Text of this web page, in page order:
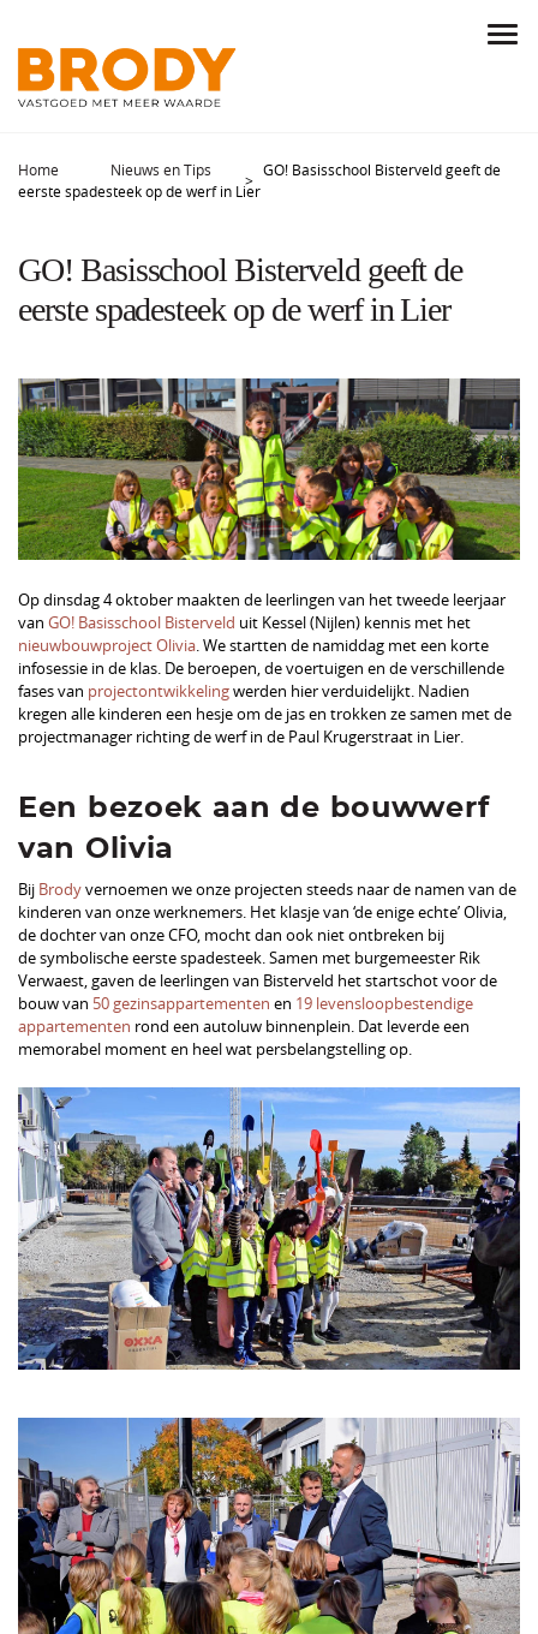
Home Nieuws en Tips
GO! Basisschool Bisterveld geeft de
eerste spadesteek op de werf in Lier
GO! Basisschool Bisterveld geeft de
eerste spadesteek op de werf in Lier
Op dinsdag 4 oktober maakten de leerlingen van het tweede leerjaar
van GO! Basisschool Bisterveld uit Kessel (Nijlen) kennis met het
nieuwbouwproject Olivia. We startten de namiddag met een korte
infosessie in de klas. De beroepen, de voertuigen en de verschillende
fases van projectontwikkelingwerden hier verduidelijkt. Nadien
kregen alle kinderen een hesje om de jas en trokken ze samen met de
projectmanager richting de werf in de Paul Krugerstraat in Lier.
Een bezoek aan de bouwwerf
van Olivia
Bij Brodyvernoemen we onze projecten steeds naar de namen van de
kinderen van onze werknemers. Het klasje van ‘de enige echte’ Olivia,
de dochter van onze CFO, mocht dan ook niet ontbreken bij
de symbolische eerste spadesteek. Samen met burgemeester Rik
Verwaest, gaven de leerlingen van Bisterveld het startschot voor de
bouw van 50 gezinsappartementen en 19 levensloopbestendige
appartementen rond een autoluw binnenplein. Dat leverde een
memorabel moment en heel wat persbelangstelling op.